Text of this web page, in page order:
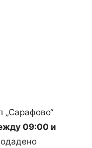
„Сарафово“
09:00 и